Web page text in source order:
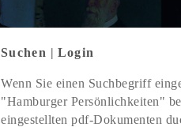
Suchen | Login
Wenn Sie einen Suchbegriff
"Hamburger Persönlichkeiten"
eingestellten pdf-Dokumenten